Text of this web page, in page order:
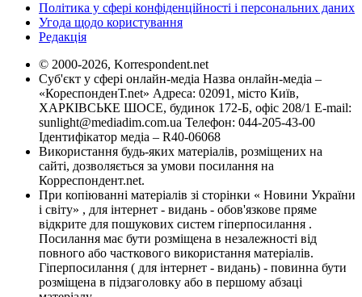
Політика у сфері конфіденційності і персональних даних
Угода щодо користування
Редакція
© 2000-2026, Korrespondent.net
Суб'єкт у сфері онлайн-медіа Назва онлайн-медіа –
«КореспонденТ.net» Адреса: 02091, місто Київ,
ХАРКІВСЬКЕ ШОСЕ, будинок 172-Б, офіс 208/1 E-mail:
sunlight@mediadim.com.ua Телефон: 044-205-43-00
Ідентифікатор медіа – R40-06068
Використання будь-яких матеріалів, розміщених на
сайті, дозволяється за умови посилання на
Корреспондент.net.
При копіюванні матеріалів зі сторінки « Новини України
і світу» , для інтернет - видань - обов'язкове пряме
відкрите для пошукових систем гіперпосилання .
Посилання має бути розміщена в незалежності від
повного або часткового використання матеріалів.
Гіперпосилання ( для інтернет - видань) - повинна бути
розміщена в підзаголовку або в першому абзаці